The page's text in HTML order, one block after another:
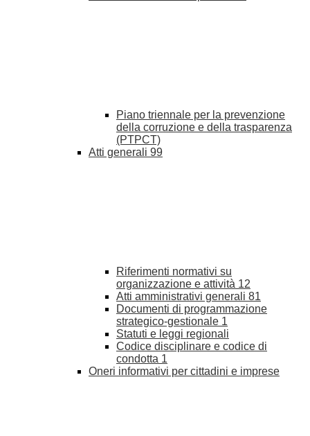
Piano triennale per la prevenzione
della corruzione e della trasparenza
(PTPCT)
Atti generali 99
Riferimenti normativi su
organizzazione e attività 12
Atti amministrativi generali 81
Documenti di programmazione
strategico-gestionale 1
Statuti e leggi regionali
Codice disciplinare e codice di
condotta 1
Oneri informativi per cittadini e imprese